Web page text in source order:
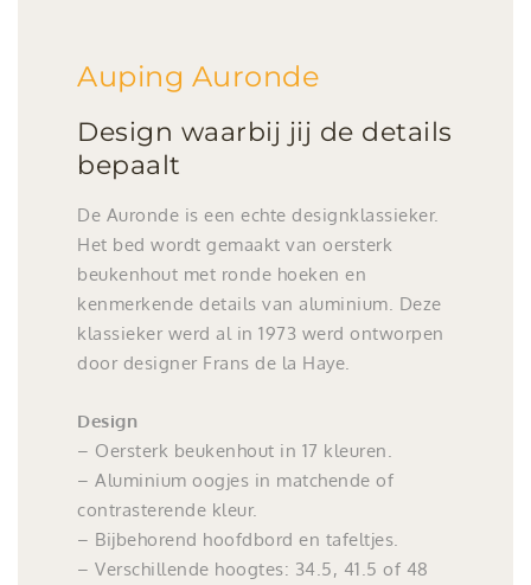
Auping Auronde
Design waarbij jij de details
bepaalt
De Auronde is een echte designklassieker.
Het bed wordt gemaakt van oersterk
beukenhout met ronde hoeken en
kenmerkende details van aluminium. Deze
klassieker werd al in 1973 werd ontworpen
door designer Frans de la Haye.
Design
– Oersterk beukenhout in 17 kleuren.
– Aluminium oogjes in matchende of
contrasterende kleur.
– Bijbehorend hoofdbord en tafeltjes.
– Verschillende hoogtes: 34.5, 41.5 of 48